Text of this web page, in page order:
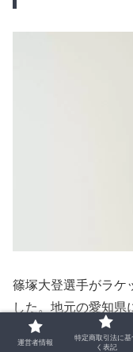
篠塚大登選手がラケ
した。地元の愛知県
日々が現在の「天
運営者情報
特定商取引法に基
く表記